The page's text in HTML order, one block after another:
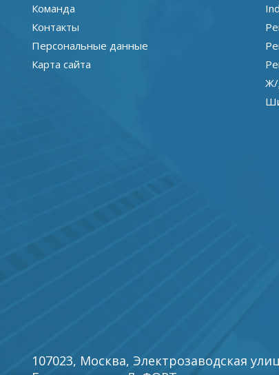
Команда
Контакты
Персональные данные
Карта сайта
Ж/
107023, Москва, Электрозаводская